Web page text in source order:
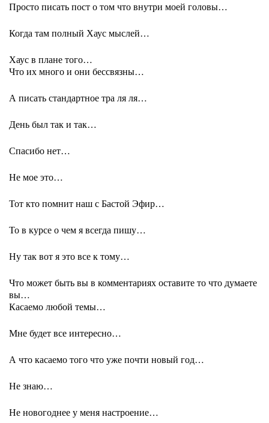
Просто писать пост о том что внутри моей головы…
Когда там полный Хаус мыслей…
Хаус в плане того…
Что их много и они бессвязны…
А писать стандартное тра ля ля…
День был так и так…
Спасибо нет…
Не мое это…
Тот кто помнит наш с Бастой Эфир…
То в курсе о чем я всегда пишу…
Ну так вот я это все к тому…
Что может быть вы в комментариях оставите то что думаете
вы…
Касаемо любой темы…
Мне будет все интересно…
А что касаемо того что уже почти новый год…
Не знаю…
Не новогоднее у меня настроение…